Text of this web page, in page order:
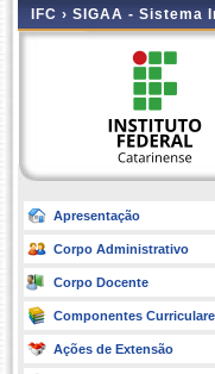
IFC › SIGAA - Sistema
Apresentação
Corpo Administrativo
Corpo Docente
Componentes
Ações de Extensão